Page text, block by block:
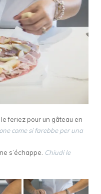
feriez pour un gâteau en
come si farebbe per una
s’échappe. Chiudi le